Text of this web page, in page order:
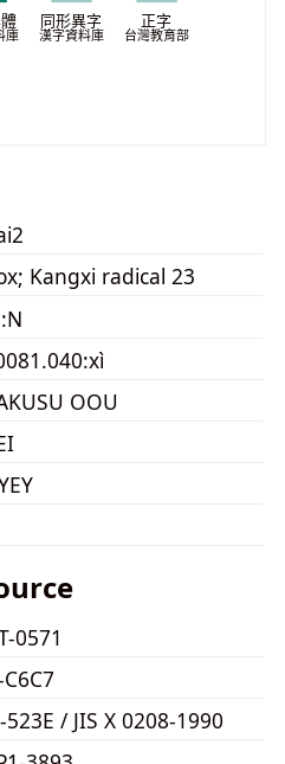
庫
同形異字
漢字資料庫
正字
台灣教育部
Kangxi radical 23
OOU
0571
523E / JIS X 0208-1990